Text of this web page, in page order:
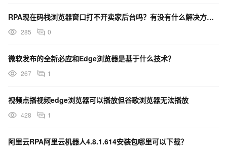
RPA现在码栈浏览器窗口打不开卖家后台吗？有没有什么解决方法，现在千牛后台怎么进不去啊？
285 0
微软发布的全新必应和Edge浏览器是基于什么技术？
267 1
视频点播视频edge浏览器可以播放但谷歌浏览器无法播放
428 1
阿里云RPA阿里云机器人4.8.1.614安装包哪里可以下载？